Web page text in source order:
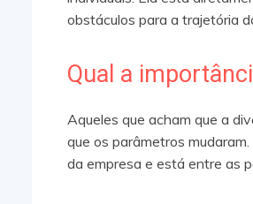
obstáculos para a trajetória
Qual a
Aqueles que acham que a
que os parâmetros
da empresa e está entre as